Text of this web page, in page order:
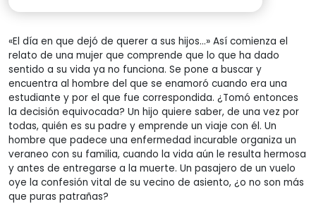
«El día en que dejó de querer a sus hijos…» Así comienza el
relato de una mujer que comprende que lo que ha dado
sentido a su vida ya no funciona. Se pone a buscar y
encuentra al hombre del que se enamoró cuando era una
estudiante y por el que fue correspondida. ¿Tomó entonces
la decisión equivocada? Un hijo quiere saber, de una vez por
todas, quién es su padre y emprende un viaje con él. Un
hombre que padece una enfermedad incurable organiza un
veraneo con su familia, cuando la vida aún le resulta hermosa
y antes de entregarse a la muerte. Un pasajero de un vuelo
oye la confesión vital de su vecino de asiento, ¿o no son más
que puras patrañas?